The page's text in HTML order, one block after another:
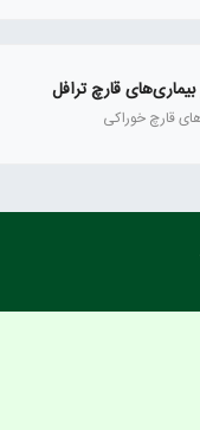
قارچ ترافل
قارچ خوراکی